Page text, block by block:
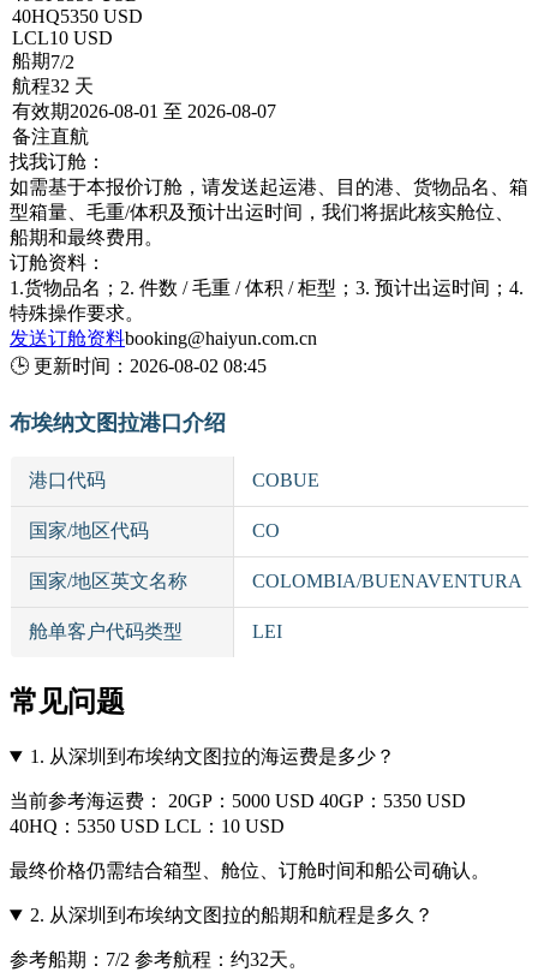
40HQ5350 USD
LCL10 USD
船期7/2
航程32 天
有效期2026-08-01 至 2026-08-07
备注直航
找我订舱：
如需基于本报价订舱，请发送起运港、目的港、货物品名、箱
型箱量、毛重/体积及预计出运时间，我们将据此核实舱位、
船期和最终费用。
订舱资料：
1.货物品名；2. 件数 / 毛重 / 体积 / 柜型；3. 预计出运时间；4.
特殊操作要求。
发送订舱资料booking@haiyun.com.cn
🕒 更新时间： 2026-08-02 08:45
布埃纳文图拉港口介绍
港口代码 COBUE
国家/地区代码 CO
国家/地区英文名称 COLOMBIA/BUENAVENTURA
舱单客户代码类型 LEI
常见问题
1. 从深圳到布埃纳文图拉的海运费是多少？
当前参考海运费： 20GP：5000 USD 40GP：5350 USD
40HQ：5350 USD LCL：10 USD
最终价格仍需结合箱型、舱位、订舱时间和船公司确认。
2. 从深圳到布埃纳文图拉的船期和航程是多久？
参考船期：7/2 参考航程：约32天。